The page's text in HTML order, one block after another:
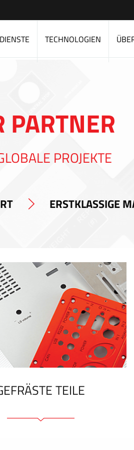
DIENSTE TECHNOLOGIEN
PARTNER
PROJEKTE
ERSTKLASSIGE
TEILE